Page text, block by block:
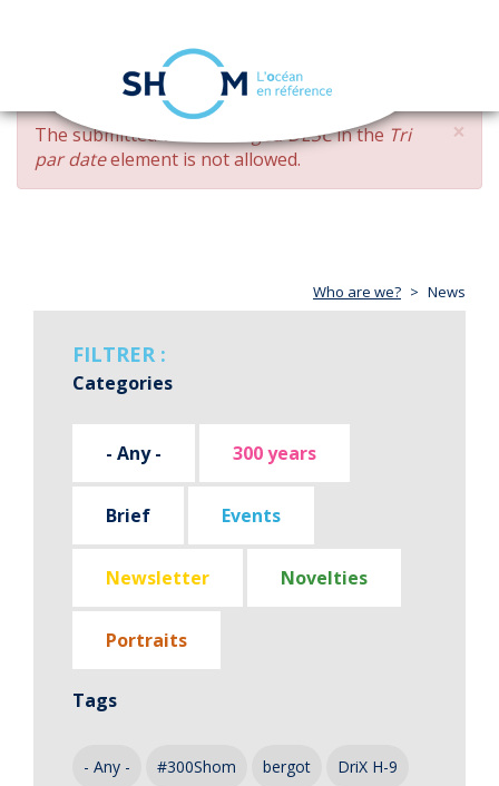
Skip
main
content
navigation
×
ERROR
MESSAGE
The submitted value changed DESCin the Tri
par dateelement is not allowed.
Who are we? News
FILTRER :
Categories
- Any - 300 years
Brief Events
Newsletter Novelties
Portraits
Tags
- Any - #300Shom bergot DriX H-9